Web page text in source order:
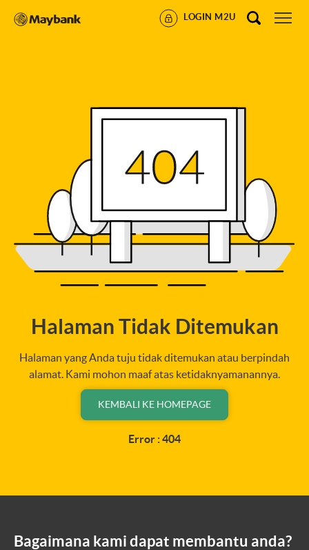
LOGIN M2U
Halaman Tidak Ditemukan
Halaman yang Anda tuju tidak ditemukan atau berpindah
alamat. Kami mohon maaf atas ketidaknyamanannya.
KEMBALI KE HOMEPAGE
Error : 404
Bagaimana kami dapat membantu anda?